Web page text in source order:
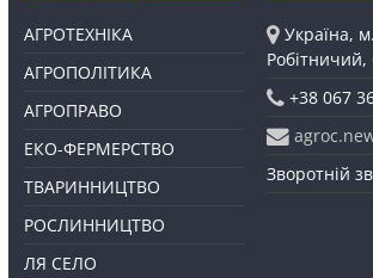
АГРОТЕХНІКА
АГРОПОЛІТИКА
АГРОПРАВО
ЕКО-ФЕРМЕРСТВО
ТВАРИННИЦТВО
РОСЛИННИЦТВО
ЛЯ СЕЛО
Україна,
Робітничий,
+38 067
Зворотній